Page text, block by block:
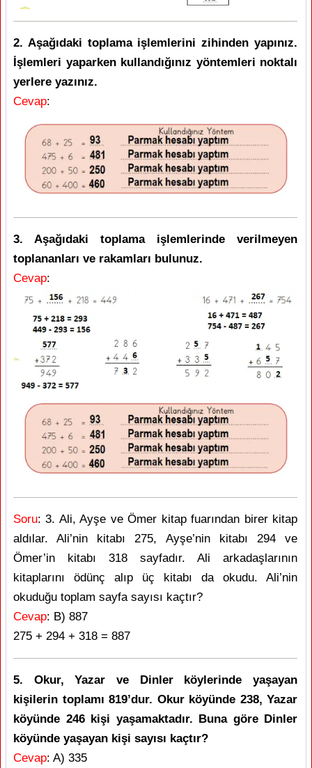
2. Aşağıdaki toplama işlemlerini zihinden yapınız.
İşlemleri yaparken kullandığınız yöntemleri noktalı
yerlere yazınız.
Cevap:
3. Aşağıdaki toplama işlemlerinde verilmeyen
toplananları ve rakamları bulunuz.
Cevap:
Soru: 3. Ali, Ayşe ve Ömer kitap fuarından birer kitap
aldılar. Ali’nin kitabı 275, Ayşe’nin kitabı 294 ve
Ömer’in kitabı 318 sayfadır. Ali arkadaşlarının
kitaplarını ödünç alıp üç kitabı da okudu. Ali’nin
okuduğu toplam sayfa sayısı kaçtır?
Cevap: B) 887
275 + 294 + 318 = 887
5. Okur, Yazar ve Dinler köylerinde yaşayan
kişilerin toplamı 819’dur. Okur köyünde 238, Yazar
köyünde 246 kişi yaşamaktadır. Buna göre Dinler
köyünde yaşayan kişi sayısı kaçtır?
Cevap: A) 335